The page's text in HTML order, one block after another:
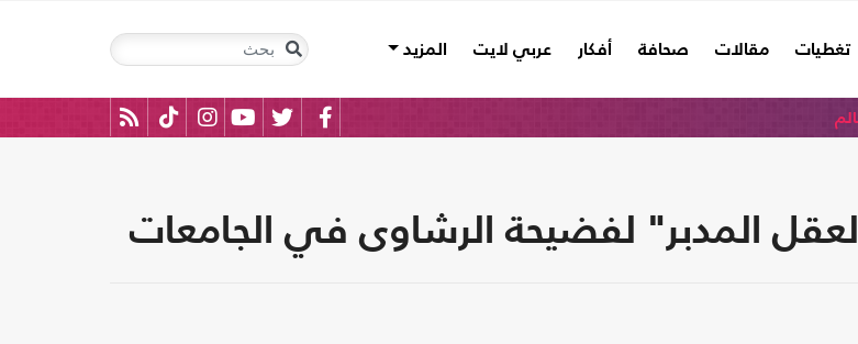
تغطيات مقالات صحافة أفكار عربي لايت المزيد
المدبر" لفضيحة الرشاوى في الجامعات